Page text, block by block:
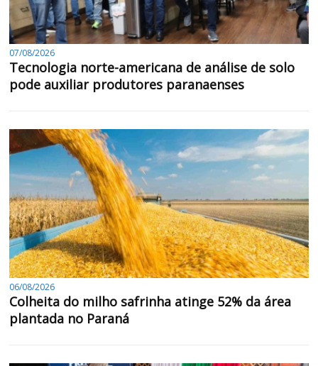
07/08/2026
Tecnologia norte-americana de análise de solo
pode auxiliar produtores paranaenses
06/08/2026
Colheita do milho safrinha atinge 52% da área
plantada no Paraná